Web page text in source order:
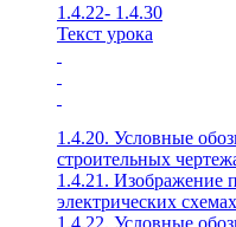
1.4.22- 1.4.30
Текст урока
1.4.20. Условные
строительных
1.4.21. Изображение
электрических схемах
1.4.22. Условные